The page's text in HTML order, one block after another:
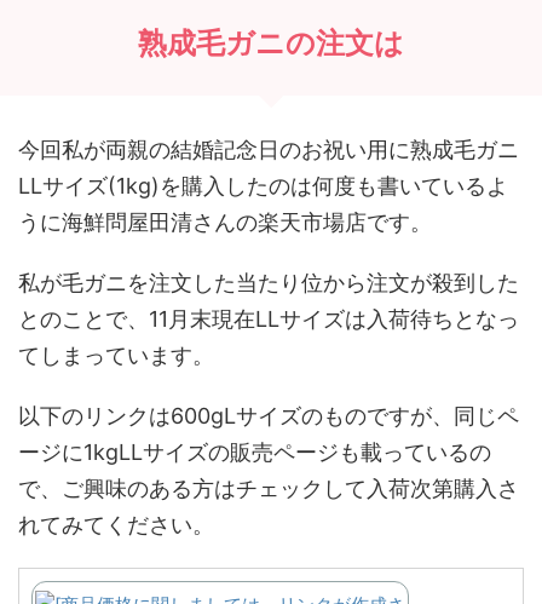
熟成毛ガニの注文は
今回私が両親の結婚記念日のお祝い用に熟成毛ガニ
LLサイズ(1kg)を購入したのは何度も書いているよ
うに海鮮問屋田清さんの楽天市場店です。
私が毛ガニを注文した当たり位から注文が殺到した
とのことで、11月末現在LLサイズは入荷待ちとなっ
てしまっています。
以下のリンクは600gLサイズのものですが、同じペ
ージに1kgLLサイズの販売ページも載っているの
で、ご興味のある方はチェックして入荷次第購入さ
れてみてください。